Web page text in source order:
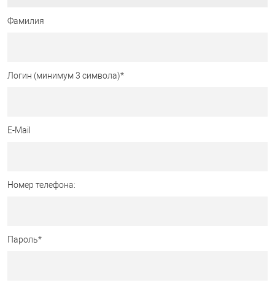
Фамилия
Логин (минимум 3 символа)*
E-Mail
Номер телефона:
Пароль*